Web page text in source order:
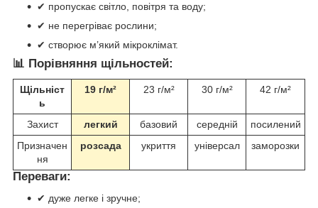
✔ пропускає світло, повітря та воду;
✔ не перегріває рослини;
✔ створює м’який мікроклімат.
📊 Порівняння щільностей:
Щільніст
ь
19 г/м² 23 г/м² 30 г/м² 42 г/м²
Захист легкий базовий середній
посилений
Призначен
ня
розсада укриття універсал заморозки
Переваги:
✔ дуже легке і зручне;